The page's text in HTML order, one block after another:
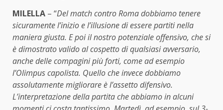
MILELLA – “Del match contro Roma dobbiamo tenere
sicuramente l’inizio e l’illusione di essere partiti nella
maniera giusta. E poi il nostro potenziale offensivo, che si
è dimostrato valido al cospetto di qualsiasi avversario,
anche delle compagini più forti, come ad esempio
l’Olimpus capolista. Quello che invece dobbiamo
assolutamente migliorare è l’assetto difensivo.
L’interpretazione della partita che abbiamo in alcuni